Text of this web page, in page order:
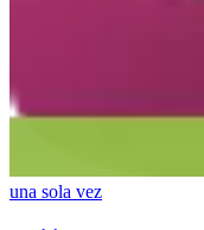
una sola vez